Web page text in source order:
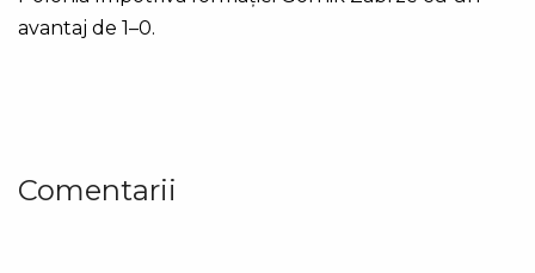
avantaj de 1–0.
Comentarii